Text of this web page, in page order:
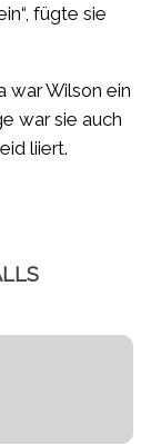
fügte sie
war Wilson ein
war sie auch
liiert.